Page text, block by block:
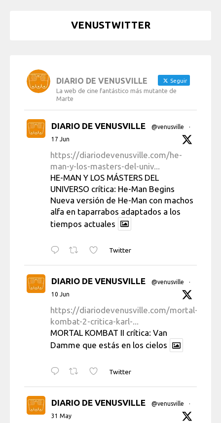
VENUSTWITTER
DIARIO DE VENUSVILLE Seguir
La web de cine fantástico más mutante de
Marte
DIARIO DE VENUSVILLE @venusville
·
17 Jun
https://diariodevenusville.com/he-
man-y-los-masters-del-univ...
HE-MAN Y LOS MÁSTERS DEL
UNIVERSO crítica: He-Man Begins
Nueva versión de He-Man con machos
alfa en taparrabos adaptados a los
tiempos actuales
Twitter
DIARIO DE VENUSVILLE @venusville
·
10 Jun
https://diariodevenusville.com/mortal-
kombat-2-critica-karl-...
MORTAL KOMBAT II crítica: Van
Damme que estás en los cielos
Twitter
DIARIO DE VENUSVILLE @venusville
·
31 May